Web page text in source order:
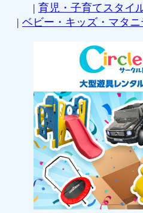
| 育児・子育てスタイ
| ベビー・キッズ・マタニ